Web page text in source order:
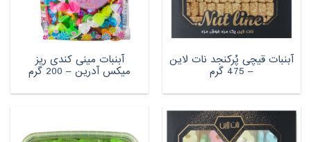
آبنبات قیچی پُرکنجد نات لاین
– 475 گرم
آبنبات مینی کندی ریز
میکس آدرین – 200 گرم